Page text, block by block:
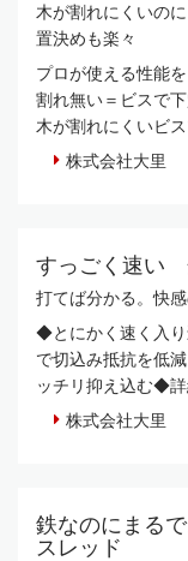
木が割れにくいの
置決めも楽々
プロが使える性能
割れ無い＝ビスで
木が割れにくいビ
株式会社大里
すっごく速い
打てば分かる。快
◆とにかく速く入
で切込み抵抗を低
ッチリ抑え込む◆
株式会社大里
鉄なのにまる
スレッド